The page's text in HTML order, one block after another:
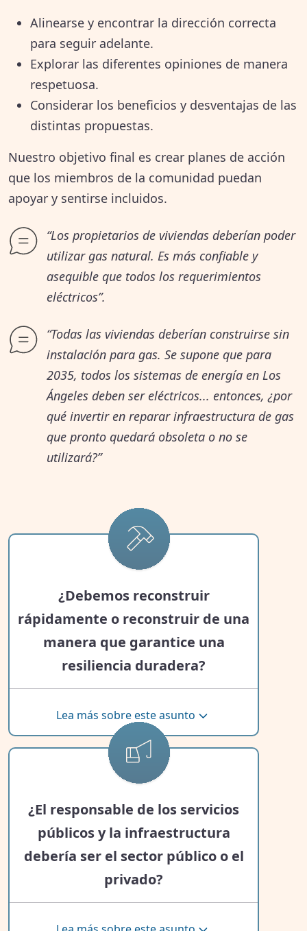
Cuando cada minuto importa: llegar
a todas las personas en una crisis
Los residentes quieren un solo
sistema de alerta de emergencia
distintos sistemas que se utilizan
ahora no funcionan bien en conjunto
y no llegan a todos los residentes. La
gente sugiere trabajar con grupos
locales de la comunidad para ayudar
a evacuar áreas durante
emergencias.
Cerrar la brecha: apoyo financiero
que llegue a todos
Los residentes quieren asistencia
financiera directa para todas las
Ellos no creen que los ingresos o el
estatus migratorio deberían afectar
la elegibilidad. En este momento, la
Agencia Federal para el Manejo de
Emergencias (Federal Emergency
Management Agency FEMA),
compañías de seguros y
organizaciones sin fines de lucro. No
hay un programa integral de
subsidios estatales. Un programa de
financiado por el estado podría
llenar los vacíos.
Inquilinos en recuperación: un lugar
Alinearse y encontrar la dirección correcta
para seguir adelante.
Explorar las diferentes opiniones de manera
respetuosa.
Considerar los beneficios y desventajas de las
distintas propuestas.
Nuestro objetivo final es crear planes de acción
que los miembros de la comunidad puedan
apoyar y sentirse incluidos.
“Los propietarios de viviendas deberían poder
utilizar gas natural. Es más confiable y
asequible que todos los requerimientos
eléctricos”.
“Todas las viviendas deberían construirse sin
instalación para gas. Se supone que para
2035, todos los sistemas de energía en Los
Ángeles deben ser eléctricos... entonces, ¿por
qué invertir en reparar infraestructura de gas
que pronto quedará obsoleta o no se
utilizará?”
¿Debemos reconstruir
rápidamente o reconstruir de una
manera que garantice una
resiliencia duradera?
Lea más sobre este asunto
¿El responsable de los servicios
públicos y la infraestructura
debería ser el sector público o el
privado?